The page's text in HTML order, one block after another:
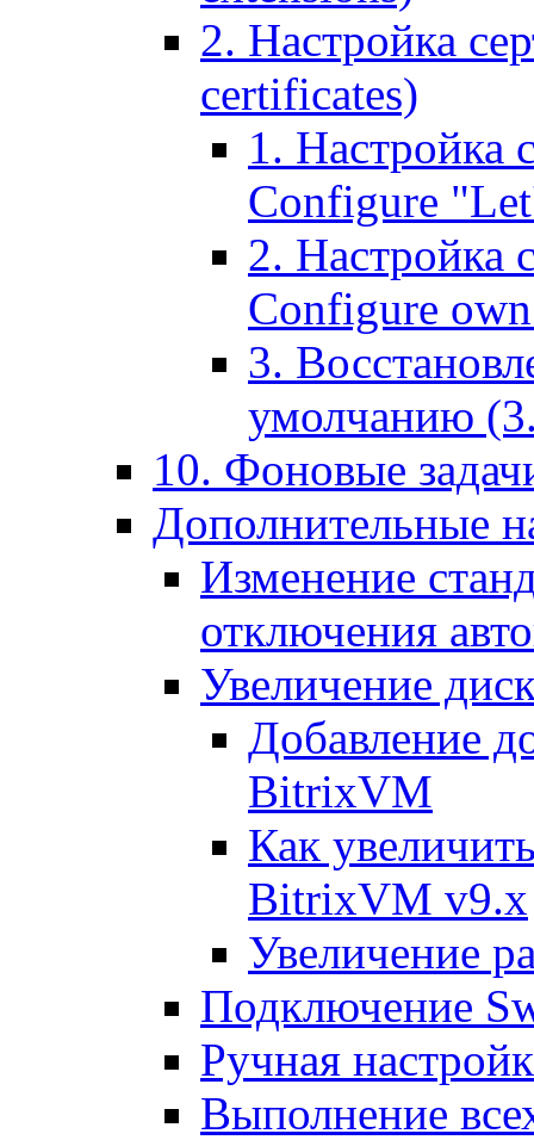
2. Настройка
certificates)
1. Настройка
Configure
2. Настройка
Configure
3.
умолчанию
10. Фоновые
Дополнительные
Изменение
отключения
Увеличение
Добавление
BitrixVM
Как
BitrixVM v9.x
Увеличение
Подключение
Ручная
Выполнение